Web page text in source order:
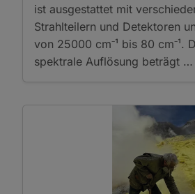
ist ausgestattet mit
Strahlteilern und Detektoren
von 25000 cm⁻¹ bis 80 cm⁻¹.
spektrale Auflösung beträgt …